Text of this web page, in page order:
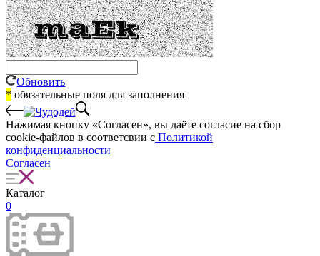
Обновить
* обязательные поля для заполнения
Нажимая кнопку «Согласен», вы даёте cогласие на сбор
cookie-файлов в соответсвии с Политикой
конфиденциальности
Согласен
Каталог
0